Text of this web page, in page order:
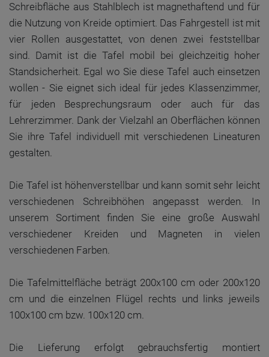
Schreibfläche aus Stahlblech ist magnethaftend und für
die Nutzung von Kreide optimiert. Das Fahrgestell ist mit
vier Rollen ausgestattet, von denen zwei feststellbar
sind. Damit ist die Tafel mobil bei gleichzeitig hoher
Standsicherheit. Egal wo Sie diese Tafel auch einsetzen
wollen - Sie eignet sich ideal für jedes Klassenzimmer,
für jeden Besprechungsraum oder auch für das
Lehrerzimmer. Dank der Vielzahl an Oberflächen können
Sie ihre Tafel individuell mit verschiedenen Lineaturen
gestalten.
Die Tafel ist höhenverstellbar und kann somit sehr leicht
verschiedenen Schreibhöhen angepasst werden. In
unserem Sortiment finden Sie eine große Auswahl
verschiedener Kreiden und Magneten in vielen
verschiedenen Farben.
Die Tafelmittelfläche beträgt 200x100 cm oder 200x120
cm und die einzelnen Flügel rechts und links jeweils
100x100 cm bzw. 100x120 cm.
Die Lieferung erfolgt gebrauchsfertig montiert